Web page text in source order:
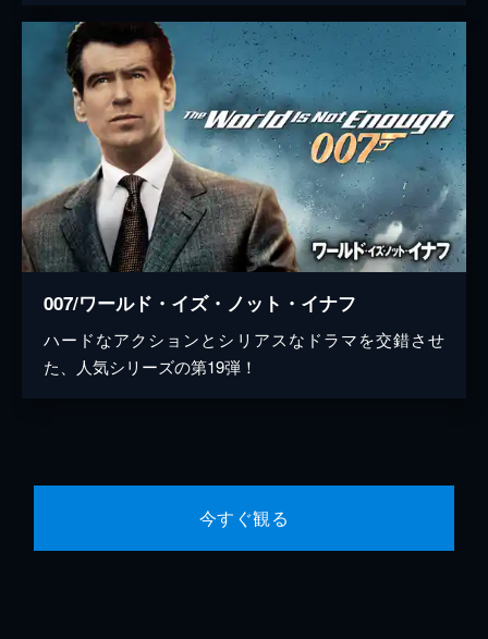
007/ワールド・イズ・ノット・イナフ
ハードなアクションとシリアスなドラマを交錯させ
た、人気シリーズの第19弾！
今すぐ観る